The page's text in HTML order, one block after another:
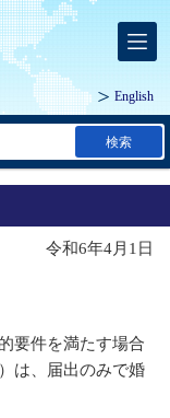
English
検索
令和6年4月1日
要件を満たす場合
は、届出のみで婚